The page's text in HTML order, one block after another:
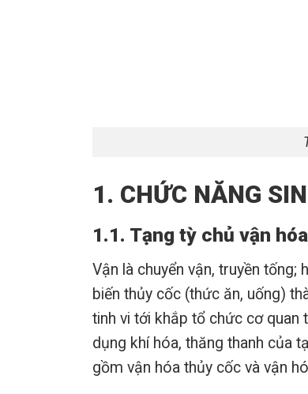
1. CHỨC NĂNG
1.1. Tạng tỳ chủ vận hóa
Vận là chuyển vận, truyền
biến thủy cốc (thức ăn, uống)
tinh vi tới khắp tổ chức cơ quan
dụng khí hóa, thăng thanh của
gồm vận hóa thủy cốc và vận